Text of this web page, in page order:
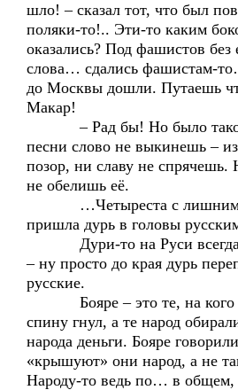
шло! – сказал тот, что был
поляки-то!.. Эти-то каким
оказались? Под фашистов без
слова… сдались фашистам-
до Москвы дошли. Путаешь
Макар!
– Рад бы! Но было
песни слово не выкинешь –
позор, ни славу не спрячешь.
не обелишь её.
…Четыреста с лишним
пришла дурь в головы
Дури-то на Руси всегда
– ну просто до края дурь
русские.
Бояре – это те, на кого
спину гнул, а те народ
народа деньги. Бояре
«крышуют» они народ, а не
Народу-то ведь по… в общем,